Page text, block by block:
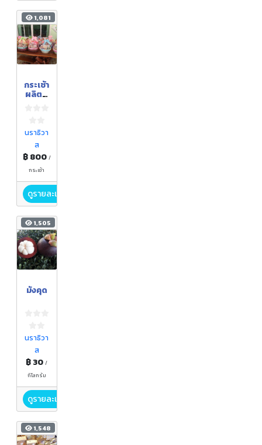
1,081
กระเช้า
ผลิตภั
หยีบูโด
น้ำผึ้งบู
โด ชุด
เล็ก
นราธิวา
ส
฿ 800 /
กระเช้า
ดูรายละเอียด
1,505
มังคุด
นราธิวา
ส
฿ 30/
กิโลกรัม
ดูรายละเอียด
1,548